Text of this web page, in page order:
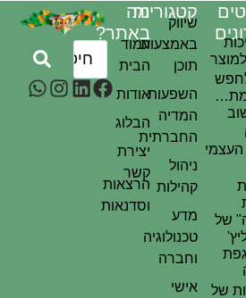
מה
באתר?
עמוד
הבית
אודות
הבלוג
יצירת
קשר
הרצאות
וסדנאות
קטגוריות
שיווק
באמצעות
תוכן
השפעות
המדיה
החברתית
ניהול
קהילות
מדע
טכנולוגיה
וחברה
אישי
העצמי
של
של